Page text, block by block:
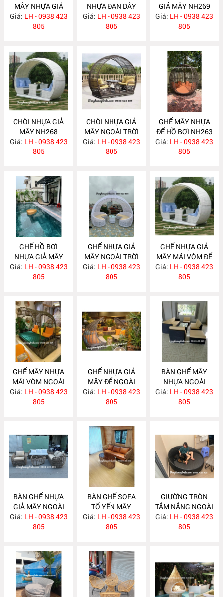
MÂY NHỰA GIÁ
RẺ NH273
Giá: LH - 0938 423
805
NHỰA ĐAN DÂY
DÙ NH272
Giá: LH - 0938 423
805
GIẢ MÂY NH269
Giá: LH - 0938 423
805
CHÒI NHỰA GIẢ
MÂY NH268
Giá: LH - 0938 423
805
CHÒI NHỰA GIẢ
MÂY NGOÀI TRỜI
NH264
Giá: LH - 0938 423
805
GHẾ MÂY NHỰA
ĐỂ HỒ BƠI NH263
Giá: LH - 0938 423
805
GHẾ HỒ BƠI
NHỰA GIẢ MÂY
NH262
Giá: LH - 0938 423
805
GHẾ NHỰA GIẢ
MÂY NGOÀI TRỜI
CÓ MÁI NH261
Giá: LH - 0938 423
805
GHẾ NHỰA GIẢ
MÂY MÁI VÒM ĐỂ
NGOÀI TRỜI
NH260
Giá: LH - 0938 423
805
GHẾ MÂY NHỰA
MÁI VÒM NGOÀI
TRỜI NH259
Giá: LH - 0938 423
805
GHẾ NHỰA GIẢ
MÂY ĐỂ NGOÀI
TRỜI NH258
Giá: LH - 0938 423
805
BÀN GHẾ MÂY
NHỰA NGOÀI
TRỜI NH257
Giá: LH - 0938 423
805
BÀN GHẾ NHỰA
GIẢ MÂY NGOÀI
TRỜI NH256
Giá: LH - 0938 423
805
BÀN GHẾ SOFA
TỔ YẾN MÂY
NHỰA NH254
Giá: LH - 0938 423
805
GIƯỜNG TRÒN
TẮM NẮNG NGOÀI
TRỜI NH250
Giá: LH - 0938 423
805